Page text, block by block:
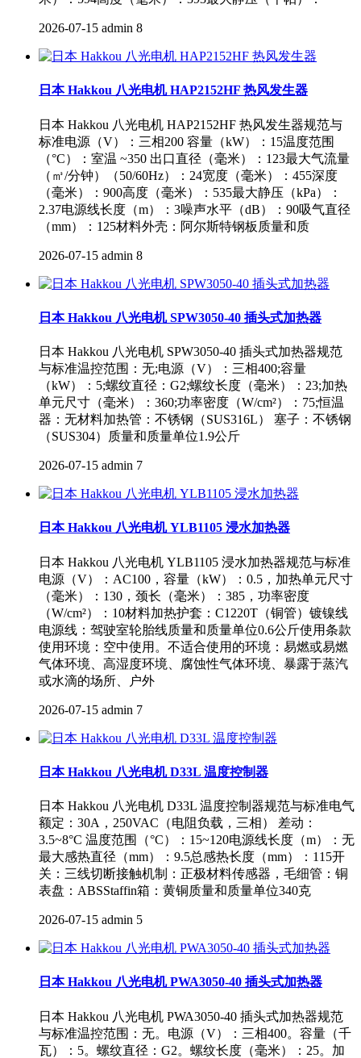
2026-07-15 admin 8
日本 Hakkou 八光电机 HAP2152HF 热风发生器
日本 Hakkou 八光电机 HAP2152HF 热风发生器规范与
标准电源（V）：三相200 容量（kW）：15温度范围
（°C）：室温 ~350 出口直径（毫米）：123最大气流量
（㎥/分钟）（50/60Hz）：24宽度（毫米）：455深度
（毫米）：900高度（毫米）：535最大静压（kPa）：
2.37电源线长度（m）：3噪声水平（dB）：90吸气直径
（mm）：125材料外壳：阿尔斯特钢板质量和质
2026-07-15 admin 8
日本 Hakkou 八光电机 SPW3050-40 插头式加热器
日本 Hakkou 八光电机 SPW3050-40 插头式加热器规范
与标准温控范围：无;电源（V）：三相400;容量
（kW）：5;螺纹直径：G2;螺纹长度（毫米）：23;加热
单元尺寸（毫米）：360;功率密度（W/cm²）：75;恒温
器：无材料加热管：不锈钢（SUS316L） 塞子：不锈钢
（SUS304）质量和质量单位1.9公斤
2026-07-15 admin 7
日本 Hakkou 八光电机 YLB1105 浸水加热器
日本 Hakkou 八光电机 YLB1105 浸水加热器规范与标准
电源（V）：AC100，容量（kW）：0.5，加热单元尺寸
（毫米）：130，颈长（毫米）：385，功率密度
（W/cm²）：10材料加热护套：C1220T（铜管）镀镍线
电源线：驾驶室轮胎线质量和质量单位0.6公斤使用条款
使用环境：空中使用。不适合使用的环境：易燃或易燃
气体环境、高湿度环境、腐蚀性气体环境、暴露于蒸汽
或水滴的场所、户外
2026-07-15 admin 7
日本 Hakkou 八光电机 D33L 温度控制器
日本 Hakkou 八光电机 D33L 温度控制器规范与标准电气
额定：30A，250VAC（电阻负载，三相） 差动：
3.5~8°C 温度范围（°C）：15~120电源线长度（m）：无
最大感热直径（mm）：9.5总感热长度（mm）：115开
关：三线切断接触机制：正极材料传感器，毛细管：铜
表盘：ABSStaffin箱：黄铜质量和质量单位340克
2026-07-15 admin 5
日本 Hakkou 八光电机 PWA3050-40 插头式加热器
日本 Hakkou 八光电机 PWA3050-40 插头式加热器规范
与标准温控范围：无。电源（V）：三相400。容量（千
瓦）：5。螺纹直径：G2。螺纹长度（毫米）：25。加